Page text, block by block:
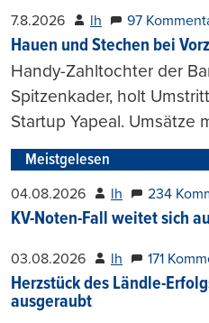
7.8.2026 lh 97
Hauen und Stechen bei
Handy-Zahltochter der
Spitzenkader, holt
Startup Yapeal. Umsätze
Meistgelesen
04.08.2026 lh 234
KV-Noten-Fall weitet sich
03.08.2026 lh 171
Herzstück des Ländle-
ausgeraubt